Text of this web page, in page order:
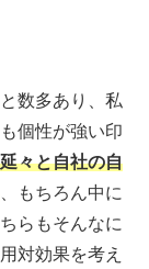
数多あり、私
個性が強い印
延々と自社の自
、もちろん中に
らもそんなに
対効果を考え